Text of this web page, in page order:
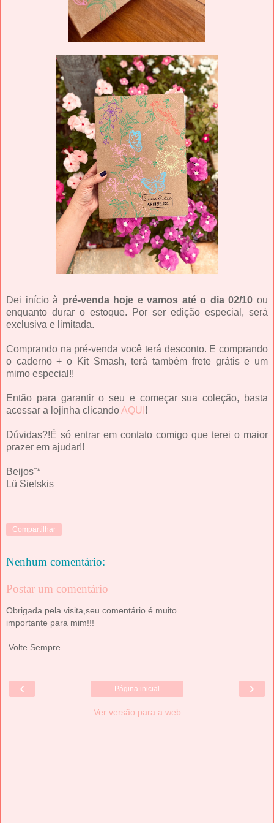
Dei início à pré-venda hoje e vamos até o dia 02/10 ou
enquanto durar o estoque. Por ser edição especial, será
exclusiva e limitada.
Comprando na pré-venda você terá desconto. E comprando
o caderno + o Kit Smash, terá também frete grátis e um
mimo especial!!
Então para garantir o seu e começar sua coleção, basta
acessar a lojinha clicandoAQUI !
Dúvidas?!É só entrar em contato comigo que terei o maior
prazer em ajudar!!
Beijos¨*
Lü Sielskis
Compartilhar
Nenhum comentário:
Postar um comentário
Obrigada pela visita,seu comentário é muito
importante para mim!!!
.Volte Sempre.
‹ ›
Página inicial
Ver versão para a web